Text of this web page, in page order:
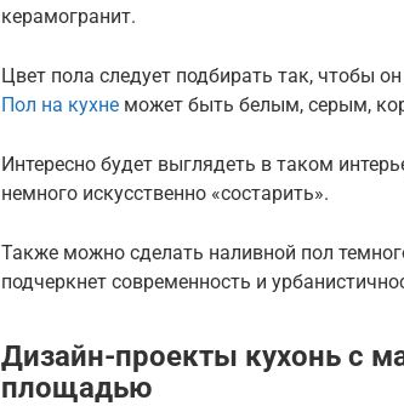
керамогранит.
Цвет пола следует подбирать так, чтобы
Пол на кухне может быть белым, серым,
Интересно будет выглядеть в таком
немного искусственно «состарить».
Также можно сделать наливной пол
подчеркнет современность и
Дизайн-проекты кухонь с
площадью